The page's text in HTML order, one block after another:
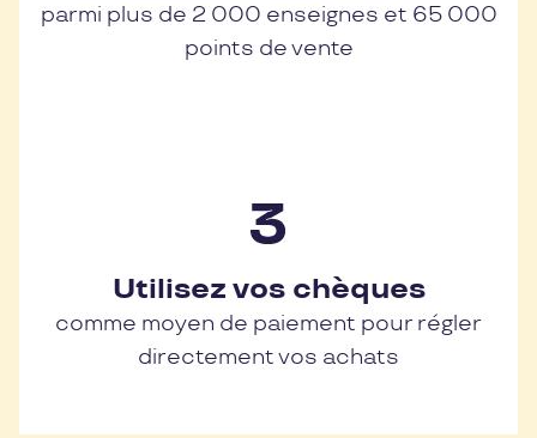
parmi plus de 2 000 enseignes et 65 000
points de vente
Utilisez vos chèques
comme moyen de paiement pour régler
directement vos achats